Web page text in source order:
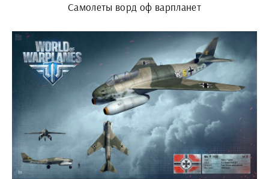
Самолеты ворд оф варпланет